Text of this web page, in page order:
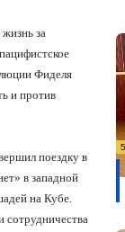
за
Фиделя
и против
поездку в
в западной
на Кубе.
сотрудничества